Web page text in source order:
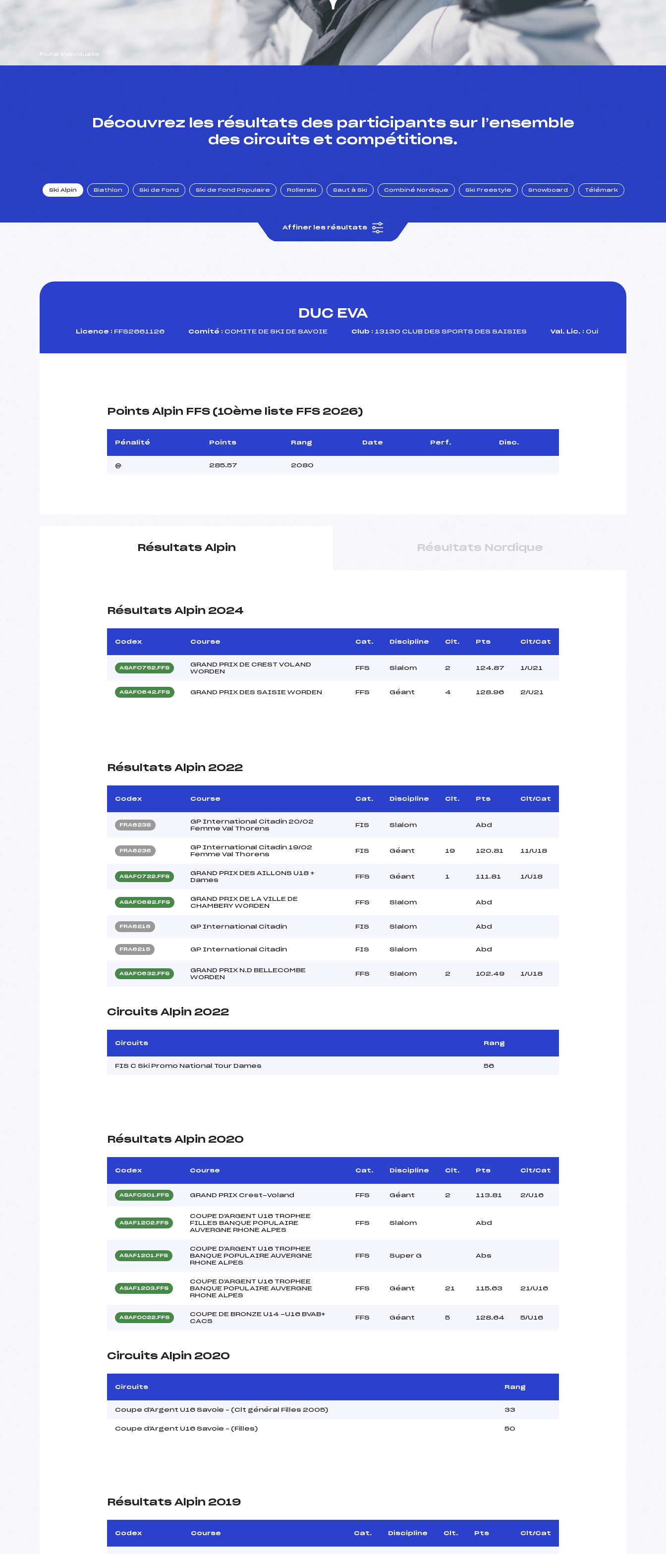
Fiche individuelle
Découvrez les résultats des participants sur l’ensemble
des circuits et compétitions.
Ski Alpin Biathlon Ski de Fond Ski de Fond Populaire Rollerski Saut à Ski Combiné Nordique Ski Freestyle Snowboard Télémark
Affiner les résultats
DUC EVA
Licence : FFS2661126 Comité : COMITE DE SKI DE SAVOIE Club : 13130 CLUB DES SPORTS DES SAISIES Val. Lic. : Oui
Points Alpin FFS (10ème liste FFS 2026)
Pénalité Points Rang Date Perf. Disc.
@ 285.57 2080
Résultats Alpin Résultats Nordique
Résultats Alpin 2024
Codex Course Cat. Discipline Clt. Pts Clt/Cat
ASAF0752.FFS
GRAND PRIX DE CREST VOLAND
WORDEN
FFS Slalom 2 124.87 1/U21
ASAF0642.FFS GRAND PRIX DES SAISIE WORDEN FFS Géant 4 128.96 2/U21
Résultats Alpin 2022
Codex Course Cat. Discipline Clt. Pts Clt/Cat
FRA6238
GP International Citadin 20/02
Femme Val Thorens
FIS Slalom Abd
FRA6236
GP International Citadin 19/02
Femme Val Thorens
FIS Géant 19 120.81 11/U18
ASAF0722.FFS
GRAND PRIX DES AILLONS U18 +
Dames
FFS Géant 1 111.81 1/U18
ASAF0682.FFS
GRAND PRIX DE LA VILLE DE
CHAMBERY WORDEN
FFS Slalom Abd
FRA6216 GP International Citadin FIS Slalom Abd
FRA6215 GP International Citadin FIS Slalom Abd
ASAF0632.FFS
GRAND PRIX N.D BELLECOMBE
WORDEN
FFS Slalom 2 102.49 1/U18
Circuits Alpin 2022
Circuits Rang
FIS C Ski Promo National Tour Dames 56
Résultats Alpin 2020
Codex Course Cat. Discipline Clt. Pts Clt/Cat
ASAF0301.FFS GRAND PRIX Crest-Voland FFS Géant 2 113.81 2/U16
ASAF1202.FFS
COUPE D'ARGENT U16 TROPHEE
FILLES BANQUE POPULAIRE
AUVERGNE RHONE ALPES
FFS Slalom Abd
ASAF1201.FFS
COUPE D'ARGENT U16 TROPHEE
BANQUE POPULAIRE AUVERGNE
RHONE ALPES
FFS Super G Abs
ASAF1203.FFS
COUPE D'ARGENT U16 TROPHEE
BANQUE POPULAIRE AUVERGNE
RHONE ALPES
FFS Géant 21 115.63 21/U16
ASAF0022.FFS
COUPE DE BRONZE U14 -U16 BVAB+
CACS
FFS Géant 5 128.64 5/U16
Circuits Alpin 2020
Circuits Rang
Coupe d'Argent U16 Savoie – (Clt général Filles 2005) 33
Coupe d'Argent U16 Savoie – (Filles) 50
Résultats Alpin 2019
Codex Course Cat. Discipline Clt. Pts Clt/Cat